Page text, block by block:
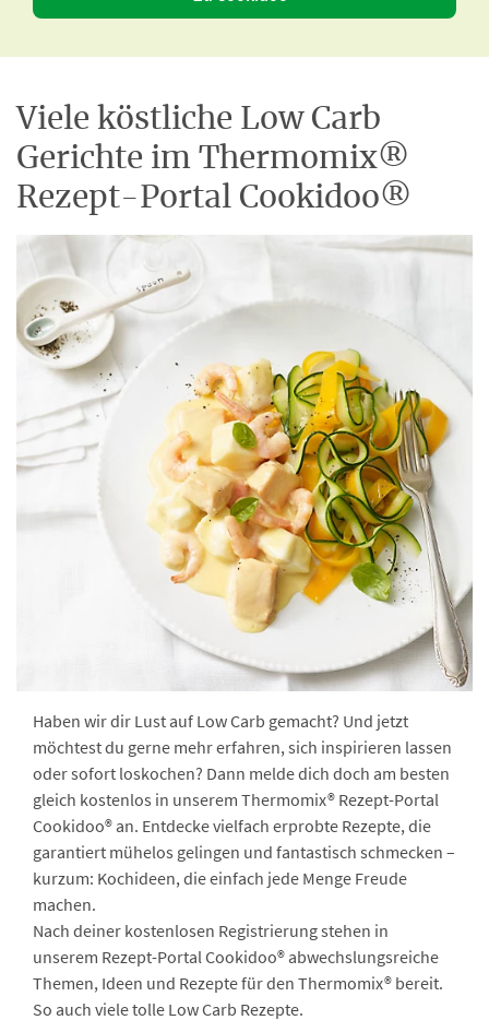
Viele köstliche Low Carb
Gerichte im Thermomix®
Rezept-Portal Cookidoo®
Haben wir dir Lust auf Low Carb gemacht? Und jetzt
möchtest du gerne mehr erfahren, sich inspirieren lassen
oder sofort loskochen? Dann melde dich doch am besten
gleich kostenlos in unserem Thermomix® Rezept-Portal
Cookidoo® an. Entdecke vielfach erprobte Rezepte, die
garantiert mühelos gelingen und fantastisch schmecken –
kurzum: Kochideen, die einfach jede Menge Freude
machen.
Nach deiner kostenlosen Registrierung stehen in
unserem Rezept-Portal Cookidoo® abwechslungsreiche
Themen, Ideen und Rezepte für den Thermomix® bereit.
So auch viele tolle Low Carb Rezepte.